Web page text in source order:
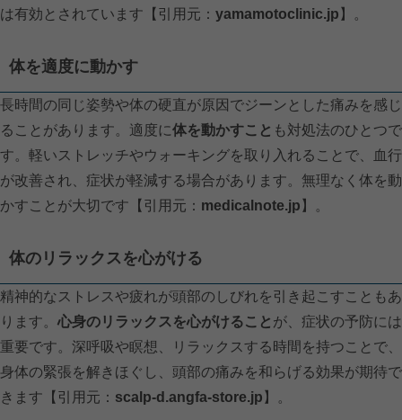
は有効とされています【引用元： yamamotoclinic.jp 】。
体を適度に動かす
長時間の同じ姿勢や体の硬直が原因でジーンとした痛みを感じ
ることがあります。適度に体を動かすこと も対処法のひとつで
す。軽いストレッチやウォーキングを取り入れることで、血行
が改善され、症状が軽減する場合があります。無理なく体を動
かすことが大切です【引用元： medicalnote.jp 】。
体のリラックスを心がける
精神的なストレスや疲れが頭部のしびれを引き起こすこともあ
ります。 心身のリラックスを心がけること が、症状の予防には
重要です。深呼吸や瞑想、リラックスする時間を持つことで、
身体の緊張を解きほぐし、頭部の痛みを和らげる効果が期待で
きます【引用元： scalp-d.angfa-store.jp 】。